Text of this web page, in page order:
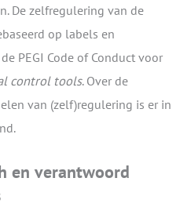
De zelfregulering van de
op labels en
PEGI Code of Conduct voor
control tools. Over de
van (zelf)regulering is er in
en verantwoord